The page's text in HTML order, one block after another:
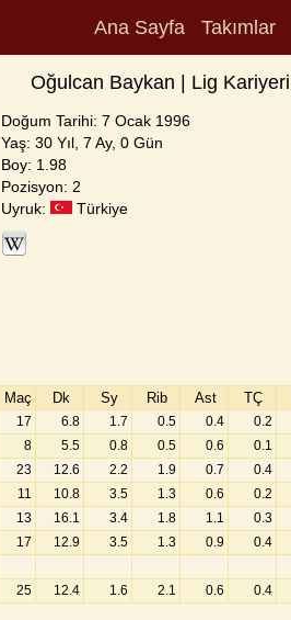
Ana Sayfa Takımlar
Oğulcan Baykan | Lig Kariyeri
Doğum Tarihi: 7 Ocak 1996
Yaş: 30 Yıl, 7 Ay, 0 Gün
Boy: 1.98
Pozisyon: 2
Uyruk:
Türkiye
Maç Dk Sy Rib Ast TÇ
17 6.8 1.7 0.5 0.4 0.2
8 5.5 0.8 0.5 0.6 0.1
23 12.6 2.2 1.9 0.7 0.4
11 10.8 3.5 1.3 0.6 0.2
13 16.1 3.4 1.8 1.1 0.3
17 12.9 3.5 1.3 0.9 0.4
25 12.4 1.6 2.1 0.6 0.4